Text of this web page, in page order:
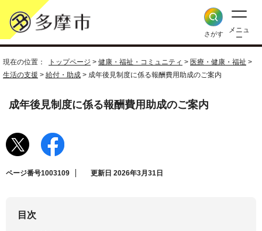
さがす
メニュ
ー
現在の位置： トップページ > 健康・福祉・コミュニティ > 医療・健康・福祉 >
生活の支援 > 給付・助成 > 成年後見制度に係る報酬費用助成のご案内
成年後見制度に係る報酬費用助成のご案内
ページ番号1003109 更新日 2026年3月31日
目次